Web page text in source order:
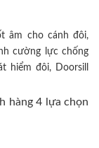
âm cho cánh đôi,
cường lực chống
hiểm đôi, Doorsill
hàng 4 lựa chọn